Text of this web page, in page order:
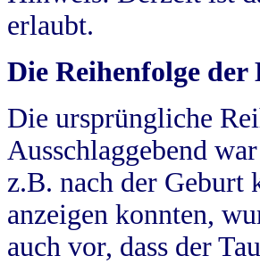
erlaubt.
Die Reihenfolge der
Die ursprüngliche
Ausschlaggebend
z.B. nach der
anzeigen konnten,
auch vor, dass der